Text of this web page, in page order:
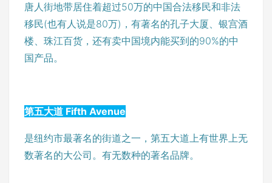
唐人街地带居住着超过50万的中国合法移民和非法
移民(也有人说是80万)，有著名的孔子大厦、银宫酒
楼、珠江百货，还有卖中国境内能买到的90%的中
国产品。
第五大道 Fifth Avenue
是纽约市最著名的街道之一，第五大道上有世界上无
数著名的大公司。有无数种的著名品牌。